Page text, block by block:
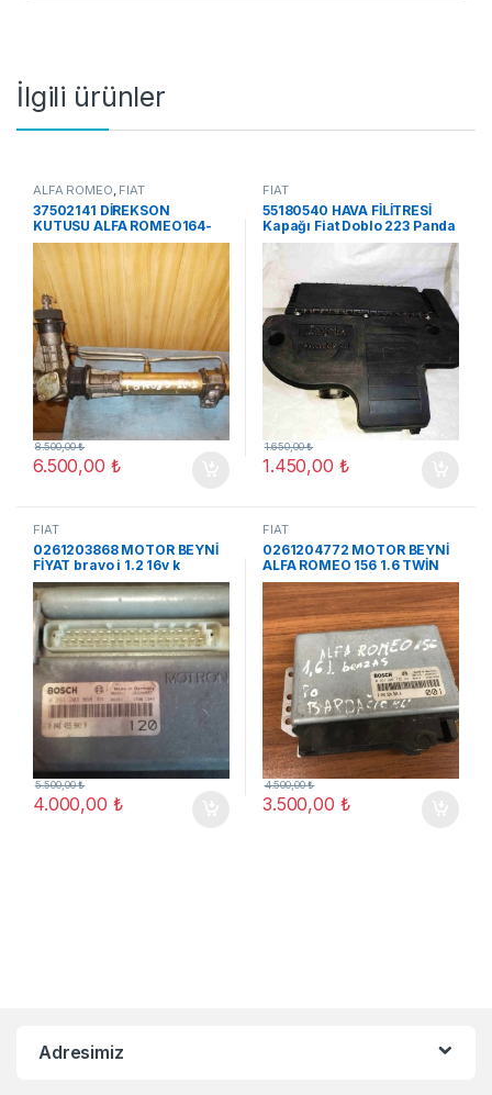
İlgili ürünler
ALFA ROMEO, FİAT
37502141 DİREKSON
KUTUSU ALFA ROMEO164-
2.0 V6 LANCIA
6.500,00 ₺
8.500,00₺
FİAT
55180540 HAVA FİLİTRESİ
Kapağı Fiat Doblo 223 Panda
169 1,3 188A8000 55180540
1.450,00 ₺
1.650,00₺
FİAT
0261203868 MOTOR BEYNİ
FİYAT bravo i 1.2 16v k
4.000,00 ₺
5.500,00₺
FİAT
0261204772 MOTOR BEYNİ
ALFA ROMEO 156 1.6 TWİN
SPARK BENZİNLİ
3.500,00 ₺
4.500,00₺
Adresimiz